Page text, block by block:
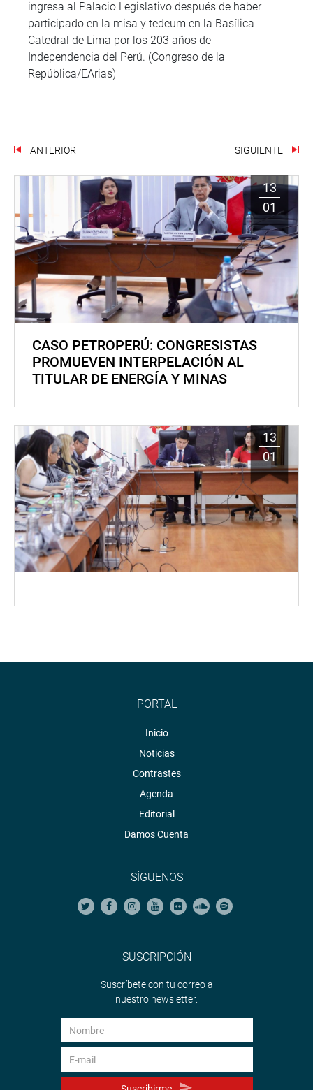
ingresa al Palacio Legislativo después de haber
participado en la misa y tedeum en la Basílica
Catedral de Lima por los 203 años de
Independencia del Perú. (Congreso de la
República/EArias)
ANTERIOR SIGUIENTE
13
01
CASO PETROPERÚ: CONGRESISTAS
PROMUEVEN INTERPELACIÓN AL
TITULAR DE ENERGÍA Y MINAS
13
01
PORTAL
Inicio
Noticias
Contrastes
Agenda
Editorial
Damos Cuenta
SÍGUENOS
SUSCRIPCIÓN
Suscríbete con tu correo a
nuestro newsletter.